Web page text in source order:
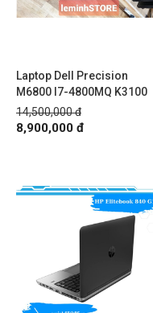
Laptop Dell Precision
M6800 I7-4800MQ K3100
14,500,000 đ
8,900,000 đ